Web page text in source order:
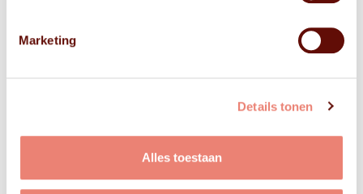
Marketing
Details tonen
Alles toestaan